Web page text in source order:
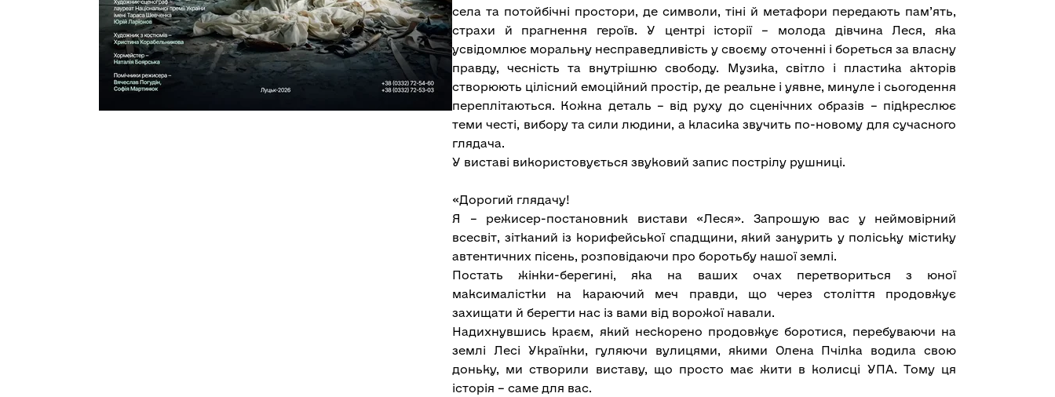
села та потойбічні простори, де символи, тіні й метафори передають пам’ять,
страхи й прагнення героїв. У центрі історії – молода дівчина Леся, яка
усвідомлює моральну несправедливість у своєму оточенні і бореться за власну
правду, чесність та внутрішню свободу. Музика, світло і пластика акторів
створюють цілісний емоційний простір, де реальне і уявне, минуле і сьогодення
переплітаються. Кожна деталь – від руху до сценічних образів – підкреслює
теми честі, вибору та сили людини, а класика звучить по-новому для сучасного
глядача.
У виставі використовується звуковий запис пострілу рушниці.
«Дорогий глядачу!
Я – режисер-постановник вистави «Леся». Запрошую вас у неймовірний
всесвіт, зітканий із корифейської спадщини, який занурить у поліську містику
автентичних пісень, розповідаючи про боротьбу нашої землі.
Постать жінки-берегині, яка на ваших очах перетвориться з юної
максималістки на караючий меч правди, що через століття продовжує
захищати й берегти нас із вами від ворожої навали.
Надихнувшись краєм, який нескорено продовжує боротися, перебуваючи на
землі Лесі Українки, гуляючи вулицями, якими Олена Пчілка водила свою
доньку, ми створили виставу, що просто має жити в колисці УПА. Тому ця
історія – саме для вас.